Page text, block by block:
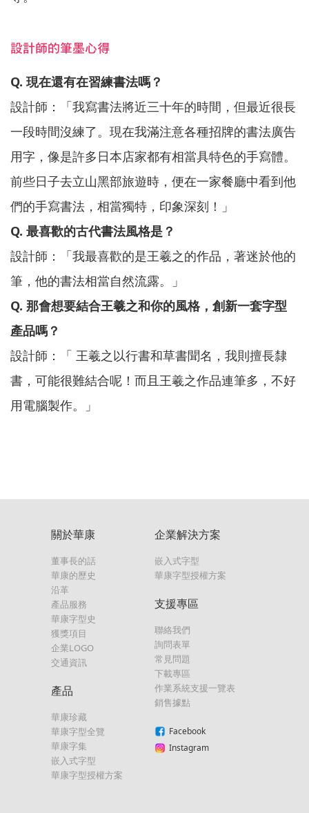
設計師的筆墨心得
Q. 現在還有在習練書法嗎？
設計師：「我寫書法將近三十年的時間，但最近很長
一段時間沒練了。現在我滿注意各種招牌的書法廣告
用字，像是許多日本店家都有相當具特色的手寫體。
前些日子去立山黑部旅遊時，便在一家餐廳中看到他
們的手寫書法，相當獨特，印象深刻！」
Q. 最喜歡的古代書法風格是？
設計師：「我最喜歡的是王羲之的作品，著迷於他的
筆，他的書法相當自然流露。」
Q. 那會想要結合王羲之和你的風格，創新一套字型
產品嗎？
設計師：「 王羲之以行書和草書聞名，我則擅長隸
書，可能很難結合呢！而且王羲之作品連筆多，不好
用電腦製作。」
關於華康
董事長的話
華康的歷史
沿革
產品服務
華康字型史
獲獎項目
企業LOGO
交通資訊
產品
華康珍藏
華康字型全覽
華康字集
嵌入式字型
華康字型授權方案
企業解決方案
嵌入式字型
華康字型授權方案
支援專區
聯絡我們
詢問表單
常見問題
下載專區
作業系統支援一覽表
銷售據點
Facebook
Instagram